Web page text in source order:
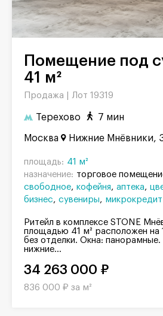
Помещение под сувениры,
41 м²
Продажа | Лот 19319
Терехово 7 мин
Москва Нижние Мнёвники,
площадь: 41 м²
назначение: торговое
свободное кофейня аптека
бизнес
сувениры микрокредит
Ритейл в комплексе STONE
площадью 41 м² расположен на
без отделки. Окна: панорамные.
нижние...
34 263 000 ₽
836 000 ₽ за м²